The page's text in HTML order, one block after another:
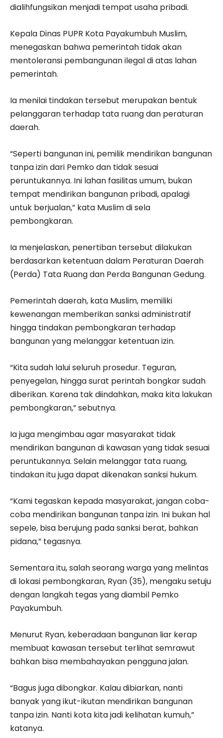
dialihfungsikan menjadi tempat usaha pribadi.
Kepala Dinas PUPR Kota Payakumbuh Muslim,
menegaskan bahwa pemerintah tidak akan
mentoleransi pembangunan ilegal di atas lahan
pemerintah.
Ia menilai tindakan tersebut merupakan bentuk
pelanggaran terhadap tata ruang dan peraturan
daerah.
“Seperti bangunan ini, pemilik mendirikan bangunan
tanpa izin dari Pemko dan tidak sesuai
peruntukannya. Ini lahan fasilitas umum, bukan
tempat mendirikan bangunan pribadi, apalagi
untuk berjualan,” kata Muslim di sela
pembongkaran.
Ia menjelaskan, penertiban tersebut dilakukan
berdasarkan ketentuan dalam Peraturan Daerah
(Perda) Tata Ruang dan Perda Bangunan Gedung.
Pemerintah daerah, kata Muslim, memiliki
kewenangan memberikan sanksi administratif
hingga tindakan pembongkaran terhadap
bangunan yang melanggar ketentuan izin.
“Kita sudah lalui seluruh prosedur. Teguran,
penyegelan, hingga surat perintah bongkar sudah
diberikan. Karena tak diindahkan, maka kita lakukan
pembongkaran,” sebutnya.
Ia juga mengimbau agar masyarakat tidak
mendirikan bangunan di kawasan yang tidak sesuai
peruntukannya. Selain melanggar tata ruang,
tindakan itu juga dapat dikenakan sanksi hukum.
“Kami tegaskan kepada masyarakat, jangan coba-
coba mendirikan bangunan tanpa izin. Ini bukan hal
sepele, bisa berujung pada sanksi berat, bahkan
pidana,” tegasnya.
Sementara itu, salah seorang warga yang melintas
di lokasi pembongkaran, Ryan (35), mengaku setuju
dengan langkah tegas yang diambil Pemko
Payakumbuh.
Menurut Ryan, keberadaan bangunan liar kerap
membuat kawasan tersebut terlihat semrawut
bahkan bisa membahayakan pengguna jalan.
“Bagus juga dibongkar. Kalau dibiarkan, nanti
banyak yang ikut-ikutan mendirikan bangunan
tanpa izin. Nanti kota kita jadi kelihatan kumuh,”
katanya.